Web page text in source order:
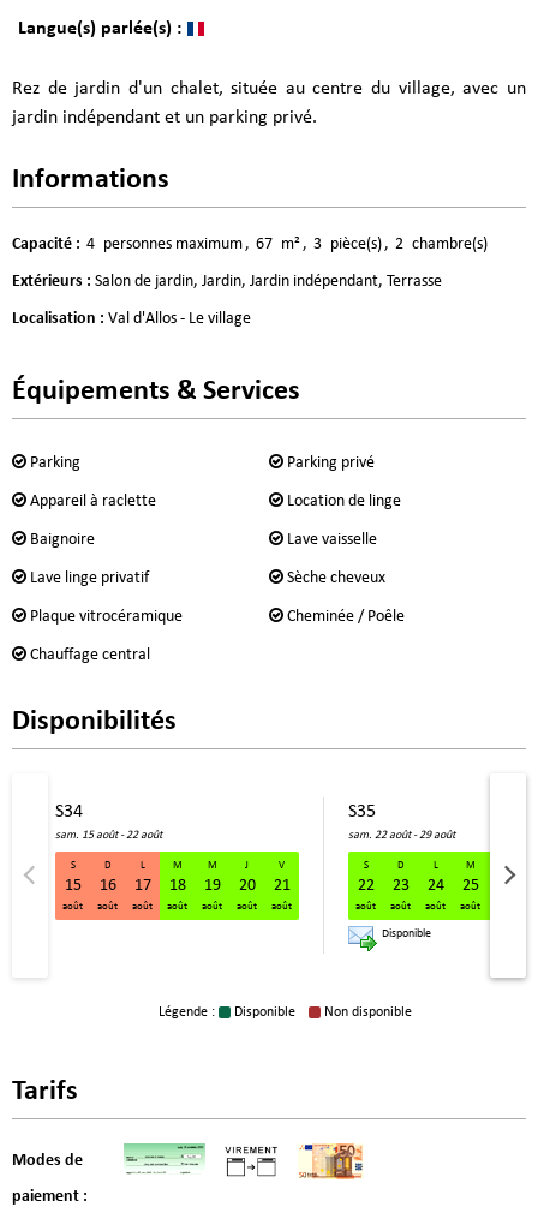
Langue(s) parlée(s) :
Rez de jardin d'un chalet, située au centre du village, avec un
jardin indépendant et un parking privé.
Informations
Capacité : 4 personnes maximum 67 m² 3 pièce(s) 2 chambre(s)
Extérieurs : Salon de jardin Jardin Jardin indépendant Terrasse
Localisation : Val d'Allos - Le village
Équipements & Services
Parking Parking privé
Appareil à raclette Location de linge
Baignoire Lave vaisselle
Lave linge privatif Sèche cheveux
Plaque vitrocéramique Cheminée / Poêle
Chauffage central
Disponibilités
S34
sam. 15 août - 22 août
S
15
août
D
16
août
L
17
août
M
18
août
M
19
août
J
20
août
V
21
août
S35
sam. 22 août - 29 août
S
22
août
D
23
août
L
24
août
M
25
août
M
26
Disponible
S34 sam. 15 août - 22 août
Légende : Disponible Non disponible
Tarifs
Modes de
paiement :